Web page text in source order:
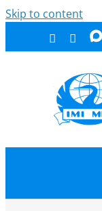
Skip to content